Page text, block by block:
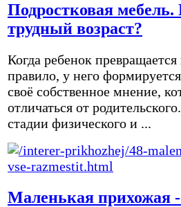
Подростковая
трудный возраст?
Когда ребенок превращается
правило, у него
своё собственное мнение,
отличаться от
стадии физического и ...
Маленькая прихожая -